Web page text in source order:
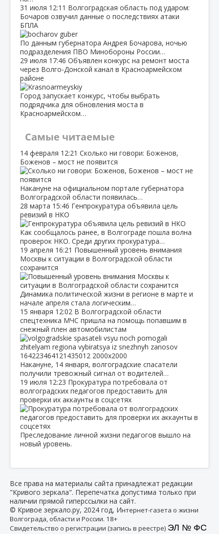
31 июля 12:11 Волгоградская область под ударом:
Бочаров озвучил данные о последствиях атаки
БПЛА
По данным губернатора Андрея Бочарова, ночью
подразделения ПВО Минобороны России…
29 июля 17:46 Объявлен конкурс на ремонт моста
через Волго‑Донской канал в Красноармейском
районе
Город запускает конкурс, чтобы выбрать
подрядчика для обновления моста в
Красноармейском…
Самые читаемые
14 февраля 12:21 Сколько ни говори: Боженов,
Боженов – мост не появится
Накануне на официальном портале губернатора
Волгоградской области появилась…
28 марта 15:46 Генпрокуратура объявила цель
ревизий в НКО
Как сообщалось ранее, в Волгограде пошла волна
проверок НКО. Среди других прокуратура…
19 апреля 16:21 Повышенный уровень внимания
Москвы к ситуации в Волгоградской области
сохранится
Динамика политической жизни в регионе в марте и
начале апреля стала логическим…
15 января 12:02 В Волгоградской области
спецтехника МЧС пришла на помощь попавшим в
снежный плен автомобилистам
Накануне, 14 января, волгоградские спасатели
получили тревожный сигнал от водителей…
19 июля 12:23 Прокуратура потребовала от
волгоградских педагогов предоставить для
проверки их аккаунты в соцсетях
Преследование личной жизни педагогов вышло на
новый уровень.
Все права на материалы сайта принадлежат редакции
"Кривого зеркала". Перепечатка допустима только при
наличии прямой гиперссылки на сайт.
© Кривое зеркало.ру, 2024 год, Интернет-газета о жизни
Волгограда, области и России. 18+
Свидетельство о регистрации (запись в реестре) ЭЛ № ФС